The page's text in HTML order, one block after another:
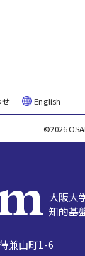
せ English
©2026
大阪大
知的基
兼山町1-6